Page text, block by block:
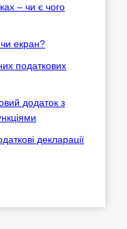
– чи є чого
екран?
податкових
додаток з
декларації